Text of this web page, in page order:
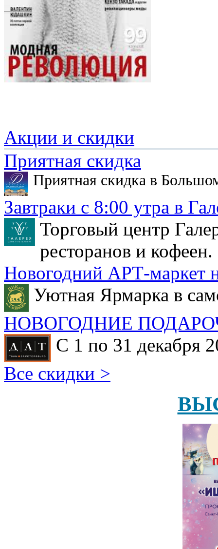
Акции и скидки
Приятная скидка
Приятная скидка в
Завтраки с 8:00 утра в
Торговый центр
ресторанов и кофеен.
Новогодний АРТ-маркет
Уютная Ярмарка в
НОВОГОДНИЕ
С 1 по 31 декабря
Все скидки >